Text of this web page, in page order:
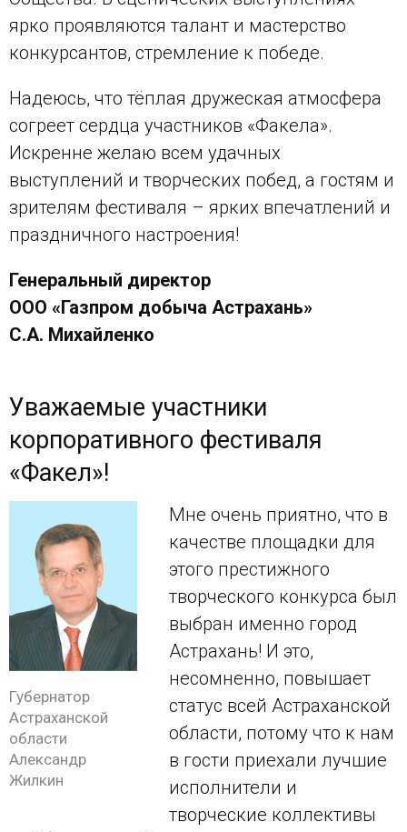
ярко проявляются талант и мастерство
конкурсантов, стремление к победе.
Надеюсь, что тёплая дружеская атмосфера
согреет сердца участников «Факела».
Искренне желаю всем удачных
выступлений и творческих побед, а гостям и
зрителям фестиваля – ярких впечатлений и
праздничного настроения!
Генеральный директор
ООО «Газпром добыча Астрахань»
С.А. Михайленко
Уважаемые участники
корпоративного фестиваля
«Факел»!
Губернатор
Астраханской
области
Александр
Жилкин
Мне очень приятно, что в
качестве площадки для
этого престижного
творческого конкурса был
выбран именно город
Астрахань! И это,
несомненно, повышает
статус всей Астраханской
области, потому что к нам
в гости приехали лучшие
исполнители и
творческие коллективы